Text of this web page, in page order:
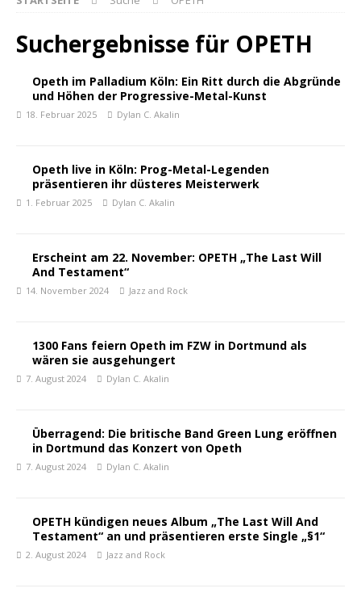
Suchergebnisse für OPETH
Opeth im Palladium Köln: Ein Ritt durch die Abgründe
und Höhen der Progressive-Metal-Kunst
18. Februar 2025 Dylan C. Akalin
Opeth live in Köln: Prog-Metal-Legenden
präsentieren ihr düsteres Meisterwerk
1. Februar 2025 Dylan C. Akalin
Erscheint am 22. November: OPETH „The Last Will
And Testament“
14. November 2024 Jazz and Rock
1300 Fans feiern Opeth im FZW in Dortmund als
wären sie ausgehungert
7. August 2024 Dylan C. Akalin
Überragend: Die britische Band Green Lung eröffnen
in Dortmund das Konzert von Opeth
7. August 2024 Dylan C. Akalin
OPETH kündigen neues Album „The Last Will And
Testament“ an und präsentieren erste Single „§1“
2. August 2024 Jazz and Rock